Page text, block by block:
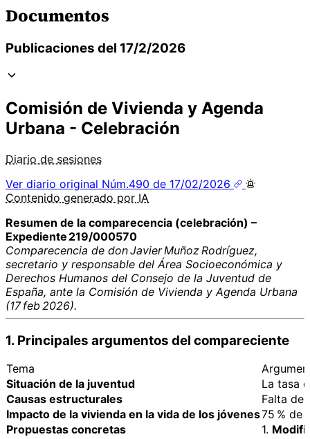
Documentos
Publicaciones del 17/2/2026
Comisión de Vivienda y Agenda
Urbana - Celebración
Diario de sesiones
Ver diario original Núm.490 de 17/02/2026
Contenido generado por IA
Resumen de la comparecencia (celebración) –
Expediente 219/000570
Comparecencia de don Javier Muñoz Rodríguez,
secretario y responsable del Área Socioeconómica y
Derechos Humanos del Consejo de la Juventud de
España, ante la Comisión de Vivienda y Agenda Urbana
(17 feb 2026).
1. Principales argumentos del compareciente
Tema
Situación de la juventud
La tasa
Causas estructurales
Falta de
Impacto de la vivienda en la vida de los jóvenes75 % de
Propuestas concretas
1.